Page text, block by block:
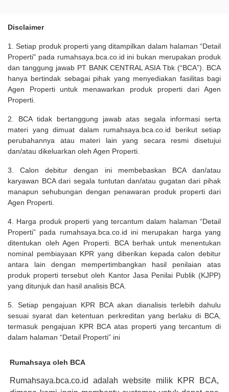
Disclaimer
1. Setiap produk properti yang ditampilkan dalam halaman “Detail
Properti" pada rumahsaya.bca.co.id ini bukan merupakan produk
dan tanggung jawab PT BANK CENTRAL ASIA Tbk (“BCA”). BCA
hanya bertindak sebagai pihak yang menyediakan fasilitas bagi
Agen Properti untuk menawarkan produk properti dari Agen
Properti.
2. BCA tidak bertanggung jawab atas segala informasi serta
materi yang dimuat dalam rumahsaya.bca.co.id berikut setiap
perubahannya atau materi lain yang secara resmi disetujui
dan/atau dikeluarkan oleh Agen Properti.
3. Calon debitur dengan ini membebaskan BCA dan/atau
karyawan BCA dari segala tuntutan dan/atau gugatan dari pihak
manapun sehubungan dengan penawaran produk properti dari
Agen Properti.
4. Harga produk properti yang tercantum dalam halaman “Detail
Properti” pada rumahsaya.bca.co.id ini merupakan harga yang
ditentukan oleh Agen Properti. BCA berhak untuk menentukan
nominal pembiayaan KPR yang diberikan kepada calon debitur
antara lain dengan mempertimbangkan hasil penilaian atas
produk properti tersebut oleh Kantor Jasa Penilai Publik (KJPP)
yang ditunjuk dan hasil analisis BCA.
5. Setiap pengajuan KPR BCA akan dianalisis terlebih dahulu
sesuai syarat dan ketentuan perkreditan yang berlaku di BCA,
termasuk pengajuan KPR BCA atas properti yang tercantum di
dalam halaman “Detail Properti” ini
Rumahsaya oleh BCA
Rumahsaya.bca.co.id adalah website milik KPR BCA,